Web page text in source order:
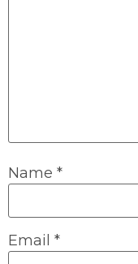
Name *
Email *